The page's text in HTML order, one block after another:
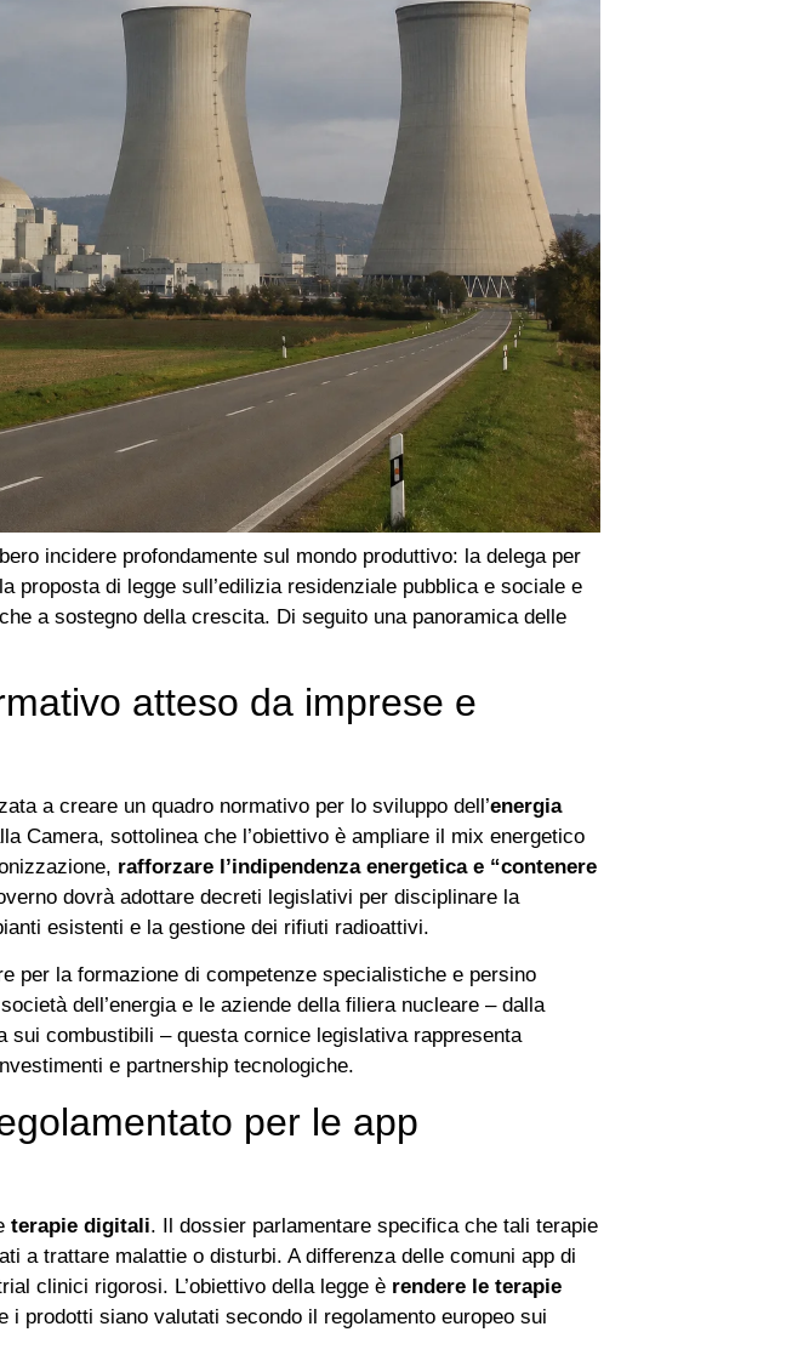
incidere profondamente sul mondo produttivo: la delega per
proposta di legge sull’edilizia residenziale pubblica e sociale e
a sostegno della crescita. Di seguito una panoramica delle
atteso da imprese e
a creare un quadro normativo per lo sviluppo dell’energia
Camera, sottolinea che l’obiettivo è ampliare il mix energetico
rafforzare l’indipendenza energetica e “contenere
dovrà adottare decreti legislativi per disciplinare la
esistenti e la gestione dei rifiuti radioattivi.
per la formazione di competenze specialistiche e persino
dell’energia e le aziende della filiera nucleare – dalla
sui combustibili – questa cornice legislativa rappresenta
e partnership tecnologiche.
per le app
terapie digitali. Il dossier parlamentare specifica che tali terapie
a trattare malattie o disturbi. A differenza delle comuni app di
clinici rigorosi. L’obiettivo della legge è rendere le terapie
i prodotti siano valutati secondo il regolamento europeo sui